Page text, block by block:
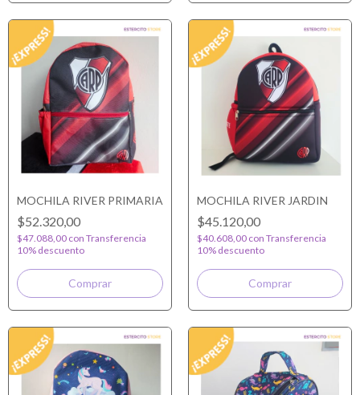
MOCHILA RIVER PRIMARIA
$52.320,00
$47.088,00 con Transferencia
10% descuento
MOCHILA RIVER JARDIN
$45.120,00
$40.608,00 con Transferencia
10% descuento